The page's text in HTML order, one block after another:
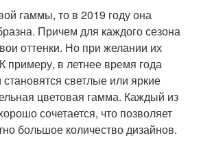
гаммы, то в 2019 году она
Причем для каждого сезона
оттенки. Но при желании их
примеру, в летнее время года
светлые или яркие
цветовая гамма. Каждый из
сочетается, что позволяет
большое количество дизайнов.